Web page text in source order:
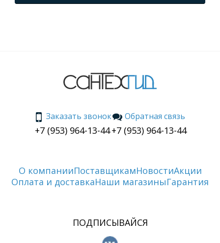
Заказать звонок
+7 (953) 964-13-44
Обратная связь
+7 (953) 964-13-44
О компанииПоставщикамНовостиАкции
Оплата и доставкаНаши магазиныГарантия
ПОДПИСЫВАЙСЯ